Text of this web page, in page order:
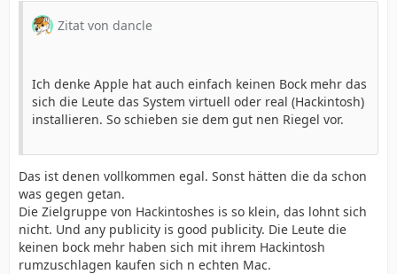
Zitat von dancle
Ich denke Apple hat auch einfach keinen Bock mehr das
sich die Leute das System virtuell oder real (Hackintosh)
installieren. So schieben sie dem gut nen Riegel vor.
Das ist denen vollkommen egal. Sonst hätten die da schon
was gegen getan.
Die Zielgruppe von Hackintoshes is so klein, das lohnt sich
nicht. Und any publicity is good publicity. Die Leute die
keinen bock mehr haben sich mit ihrem Hackintosh
rumzuschlagen kaufen sich n echten Mac.